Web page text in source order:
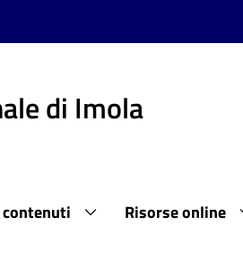
di Imola
Risorse online